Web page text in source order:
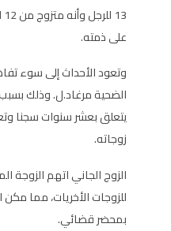
على ذمته.
وتعود الأحداث إلى سوء
الضحية مرغاد.ل. وذلك
يتعلق بعشر سنوات سجنا
زوجاته.
الزوج الجاني اتهم الزوجة
للزوجات الأخريات، مما
بمحضر قضائي.